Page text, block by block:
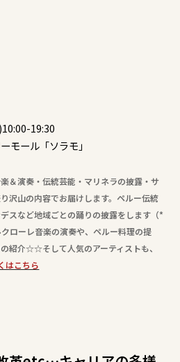
19:30
モール「ソラモ」
＆演奏・伝統芸能・マリネラの披露・サ
沢山の内容でお届けします。ペルー伝統
スなど地域ごとの踊りの披露をします（*
ローレ音楽の演奏や、ペルー料理の提
紹介☆☆そして人気のアーティストも、
はこちら